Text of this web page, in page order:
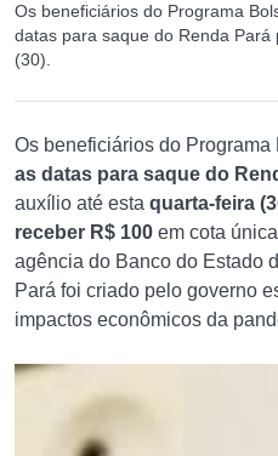
Os beneficiários do Programa
datas para saque do Renda
(30).
Os beneficiários do
as datas para saque do
auxílio até esta quarta-feira
receber R$ 100 em cota
agência do Banco do Estado
Pará foi criado pelo governo
impactos econômicos da